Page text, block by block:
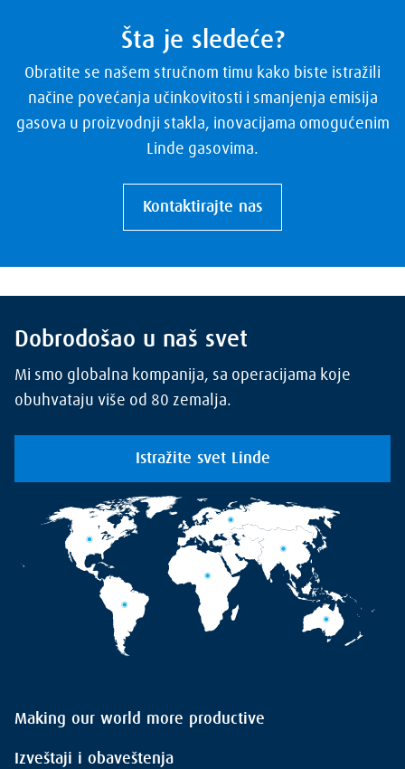
Šta je sledeće?
Obratite se našem stručnom timu kako biste istražili
načine povećanja učinkovitosti i smanjenja emisija
gasova u proizvodnji stakla, inovacijama omogućenim
Linde gasovima.
Kontaktirajte nas
Dobrodošao u naš svet
Mi smo globalna kompanija, sa operacijama koje
obuhvataju više od 80 zemalja.
Istražite svet Linde
Making our world more productive
Izveštaji i obaveštenja